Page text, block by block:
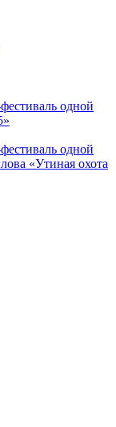
одной
одной
«Утиная охота